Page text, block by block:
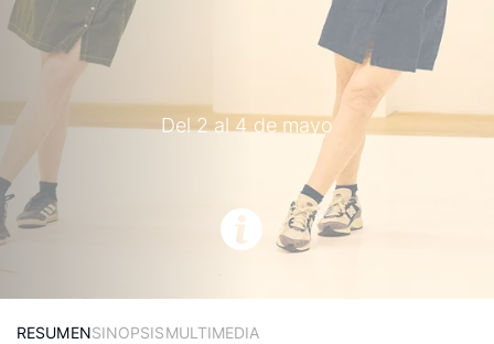
Del 2 al 4 de mayo
RESUMENSINOPSISMULTIMEDIA